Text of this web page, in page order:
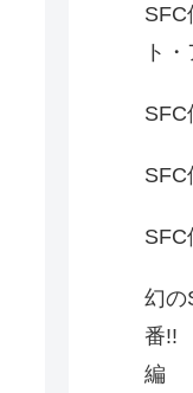
ト
幻
番!!
編